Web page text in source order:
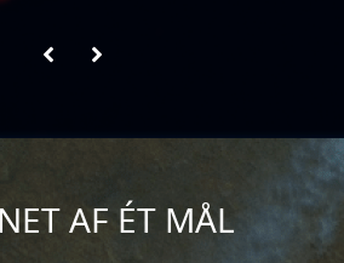
AF ÉT MÅL